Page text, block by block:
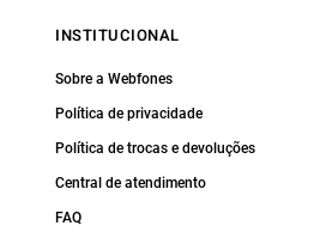
INSTITUCIONAL
Sobre a Webfones
Política de privacidade
Política de trocas e devoluções
Central de atendimento
FAQ